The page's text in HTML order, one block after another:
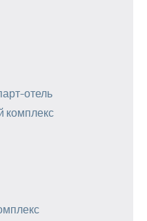
отель
комплекс